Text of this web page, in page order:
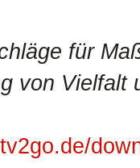
für
von Vielfalt